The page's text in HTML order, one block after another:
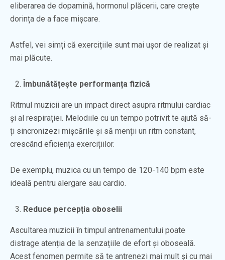
eliberarea de dopamină, hormonul plăcerii, care crește
dorința de a face mișcare.
Astfel, vei simți că exercițiile sunt mai ușor de realizat și
mai plăcute.
Îmbunătățește performanța fizică
Ritmul muzicii are un impact direct asupra ritmului cardiac
și al respirației. Melodiile cu un tempo potrivit te ajută să-
ți sincronizezi mișcările și să menții un ritm constant,
crescând eficiența exercițiilor.
De exemplu, muzica cu un tempo de 120-140 bpm este
ideală pentru alergare sau cardio.
Reduce percepția oboselii
Ascultarea muzicii în timpul antrenamentului poate
distrage atenția de la senzațiile de efort și oboseală.
Acest fenomen permite să te antrenezi mai mult și cu mai